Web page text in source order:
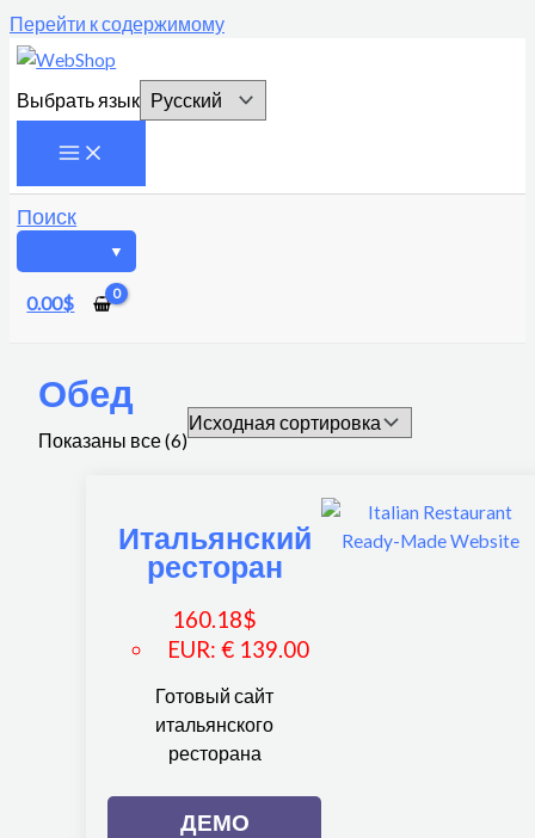
Перейти к содержимому
Выбрать язык
Поиск
0.00$
Обед
Показаны все (6)
Итальянский
ресторан
160.18$
EUR:€ 139.00
Готовый сайт
итальянского
ресторана
ДЕМО